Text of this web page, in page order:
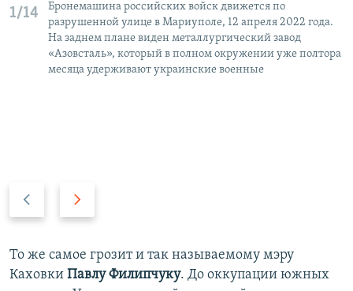
1/14
Бронемашина российских войск движется по
разрушенной улице в Мариуполе, 12 апреля 2022 года.
На заднем плане виден металлургический завод
«Азовсталь», который в полном окружении уже полтора
месяца удерживают украинские военные
д
ы
д
у
То же самое грозит и так называемому мэру
Каховки Павлу Филипчуку. До оккупации южных